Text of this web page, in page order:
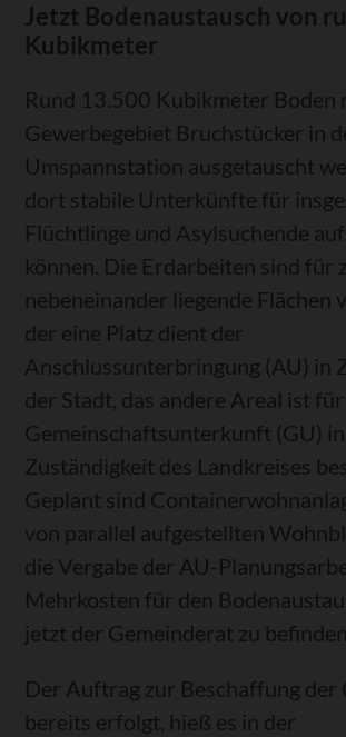
Jetzt Bodenaustausch von
Kubikmeter
Rund 13.500 Kubikmeter Boden
Gewerbegebiet Bruchstücker in
Umspannstation ausgetauscht
dort stabile Unterkünfte für
Flüchtlinge und Asylsuchende
können. Die Erdarbeiten sind für
nebeneinander liegende Flächen
der eine Platz dient der
Anschlussunterbringung (AU) in
der Stadt, das andere Areal ist
Gemeinschaftsunterkunft (GU) in
Zuständigkeit des Landkreises
Geplant sind
von parallel aufgestellten
die Vergabe der AU-
Mehrkosten für den
jetzt der Gemeinderat zu
Der Auftrag zur Beschaffung der
bereits erfolgt, hieß es in der